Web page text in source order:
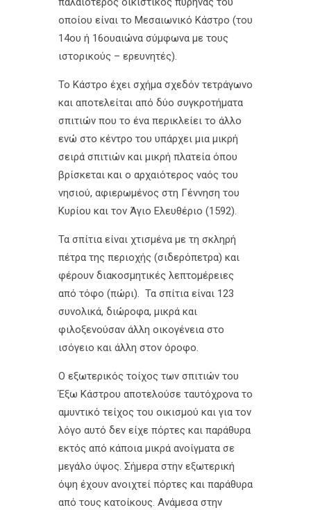
οποίου είναι το Μεσαιωνικό Κάστρο (του
14ου ή 16ουαιώνα σύμφωνα με τους
ιστορικούς – ερευνητές).
Το Κάστρο έχει σχήμα σχεδόν τετράγωνο
και αποτελείται από δύο συγκροτήματα
σπιτιών που το ένα περικλείει το άλλο
ενώ στο κέντρο του υπάρχει μια μικρή
σειρά σπιτιών και μικρή πλατεία όπου
βρίσκεται και ο αρχαιότερος ναός του
νησιού, αφιερωμένος στη Γέννηση του
Κυρίου και τον Άγιο Ελευθέριο (1592).
Τα σπίτια είναι χτισμένα με τη σκληρή
πέτρα της περιοχής (σιδερόπετρα) και
φέρουν διακοσμητικές λεπτομέρειες
από τόφο (πώρι). Τα σπίτια είναι 123
συνολικά, διώροφα, μικρά και
φιλοξενούσαν άλλη οικογένεια στο
ισόγειο και άλλη στον όροφο.
Ο εξωτερικός τοίχος των σπιτιών του
Έξω Κάστρου αποτελούσε ταυτόχρονα το
αμυντικό τείχος του οικισμού και για τον
λόγο αυτό δεν είχε πόρτες και παράθυρα
εκτός από κάποια μικρά ανοίγματα σε
μεγάλο ύψος. Σήμερα στην εξωτερική
όψη έχουν ανοιχτεί πόρτες και παράθυρα
από τους κατοίκους. Ανάμεσα στην